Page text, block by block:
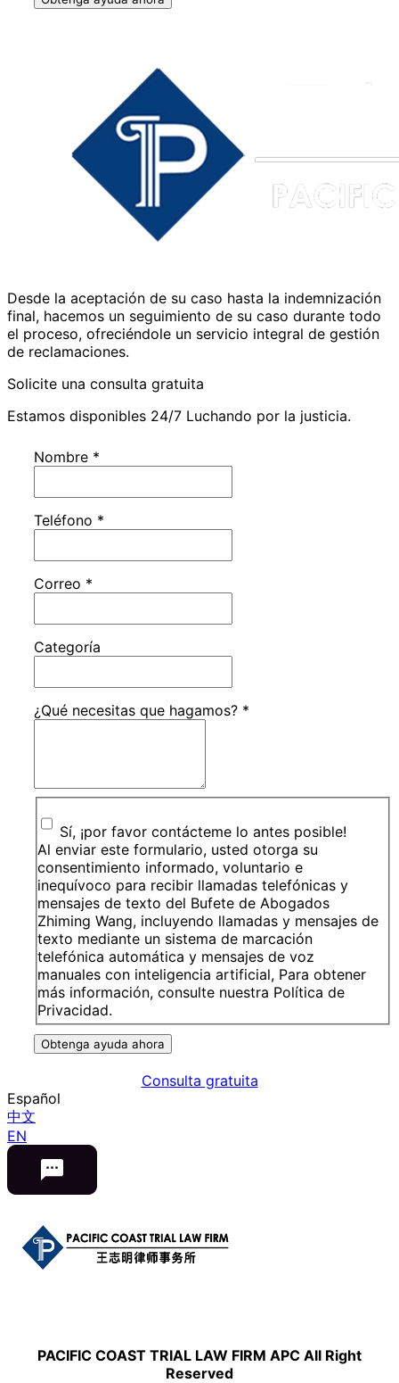
Desde la aceptación de su caso hasta la indemnización
final, hacemos un seguimiento de su caso durante todo
el proceso, ofreciéndole un servicio integral de gestión
de reclamaciones.
Solicite una consulta gratuita
Estamos disponibles 24/7 Luchando por la justicia.
Nombre *
Teléfono *
Correo *
Categoría
¿Qué necesitas que hagamos? *
Sí, ¡por favor contácteme lo antes posible!
Al enviar este formulario, usted otorga su
consentimiento informado, voluntario e
inequívoco para recibir llamadas telefónicas y
mensajes de texto del Bufete de Abogados
Zhiming Wang, incluyendo llamadas y mensajes de
texto mediante un sistema de marcación
telefónica automática y mensajes de voz
manuales con inteligencia artificial, Para obtener
más información, consulte nuestra Política de
Privacidad.
Obtenga ayuda ahora
Consulta gratuita
Español
中文
EN
PACIFIC COAST TRIAL LAW FIRM APC All Right
Reserved